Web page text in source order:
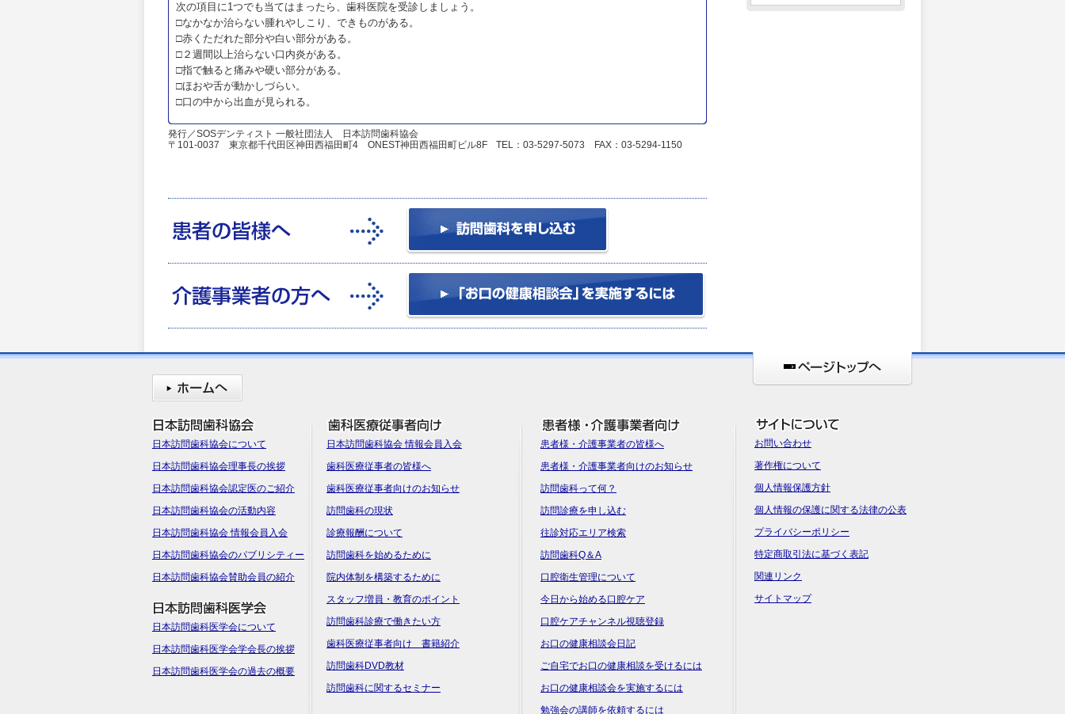
次の項目に1つでも当てはまったら、歯科医院を受診しましょう。
□なかなか治らない腫れやしこり、できものがある。
□赤くただれた部分や白い部分がある。
□２週間以上治らない口内炎がある。
□指で触ると痛みや硬い部分がある。
□ほおや舌が動かしづらい。
□口の中から出血が見られる。
発行／SOSデンティスト 一般社団法人 日本訪問歯科協会
〒101-0037 東京都千代田区神田西福田町4 ONEST神田西福田町ビル8F TEL：03-5297-5073 FAX：03-5294-1150
日本訪問歯科協会について
日本訪問歯科協会理事長の挨拶
日本訪問歯科協会認定医のご紹介
日本訪問歯科協会の活動内容
日本訪問歯科協会 情報会員入会
日本訪問歯科協会のパブリシティー
日本訪問歯科協会賛助会員の紹介
日本訪問歯科医学会について
日本訪問歯科医学会学会長の挨拶
日本訪問歯科医学会の過去の概要
日本訪問歯科協会 情報会員入会
歯科医療従事者の皆様へ
歯科医療従事者向けのお知らせ
訪問歯科の現状
診療報酬について
訪問歯科を始めるために
院内体制を構築するために
スタッフ増員・教育のポイント
訪問歯科診療で働きたい方
歯科医療従事者向け 書籍紹介
訪問歯科DVD教材
訪問歯科に関するセミナー
患者様・介護事業者の皆様へ
患者様・介護事業者向けのお知らせ
訪問歯科って何？
訪問診療を申し込む
往診対応エリア検索
訪問歯科Q＆A
口腔衛生管理について
今日から始める口腔ケア
口腔ケアチャンネル視聴登録
お口の健康相談会日記
ご自宅でお口の健康相談を受けるには
お口の健康相談会を実施するには
勉強会の講師を依頼するには
お問い合わせ
著作権について
個人情報保護方針
個人情報の保護に関する法律の公表
プライバシーポリシー
特定商取引法に基づく表記
関連リンク
サイトマップ